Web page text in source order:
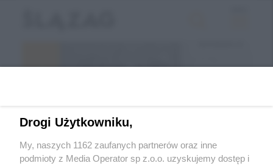
Drogi Użytkowniku,
My, naszych 1162 zaufanych partnerów oraz inne
podmioty z Media Operator sp z.o.o. uzyskujemy dostęp i